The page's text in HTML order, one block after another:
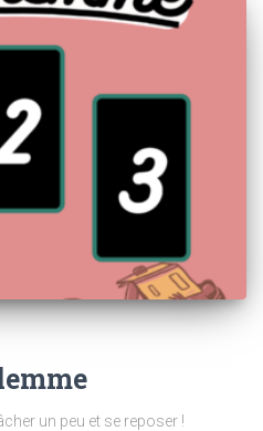
un peu et se reposer !